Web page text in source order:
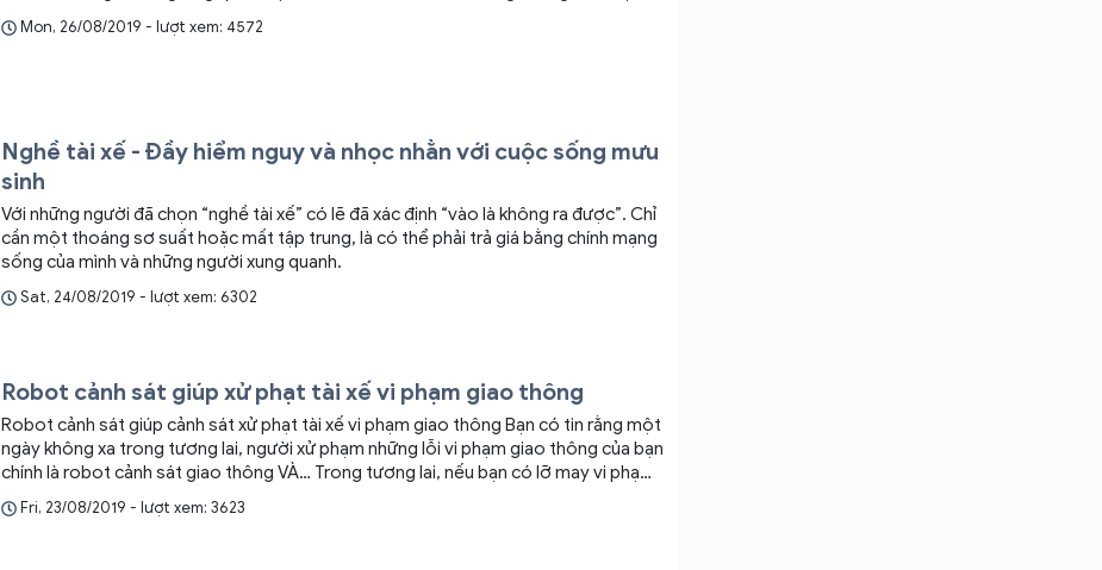
thao tác rất đơn giản nhưng có thể gây ra tai nạn nguy hiểm cho người khác. Thậm
chí chết người, nếu không có sự quan sát kỹ người tham gia giao thông từ phía sau.
Mon, 26/08/2019 - lượt xem: 4572
Nghề tài xế - Đầy hiểm nguy và nhọc nhằn với cuộc sống mưu
sinh
Với những người đã chọn “nghề tài xế” có lẽ đã xác định “vào là không ra được”. Chỉ
cần một thoáng sơ suất hoặc mất tập trung, là có thể phải trả giá bằng chính mạng
sống của mình và những người xung quanh.
Sat, 24/08/2019 - lượt xem: 6302
Robot cảnh sát giúp xử phạt tài xế vi phạm giao thông
Robot cảnh sát giúp cảnh sát xử phạt tài xế vi phạm giao thông Bạn có tin rằng một
ngày không xa trong tương lai, người xử phạm những lỗi vi phạm giao thông của bạn
chính là robot cảnh sát giao thông VÀ… Trong tương lai, nếu bạn có lỡ may vi phạm
một lỗi nhỏ như rẽ phải nhưng không bật đèn xi nhan thì cũng sẽ có giấy phạt gửi
đến nhà bạn. Có nghĩa là những lỗi vi phạm đó sẽ được giám sát bởi Robot cảnh
Fri, 23/08/2019 - lượt xem: 3623